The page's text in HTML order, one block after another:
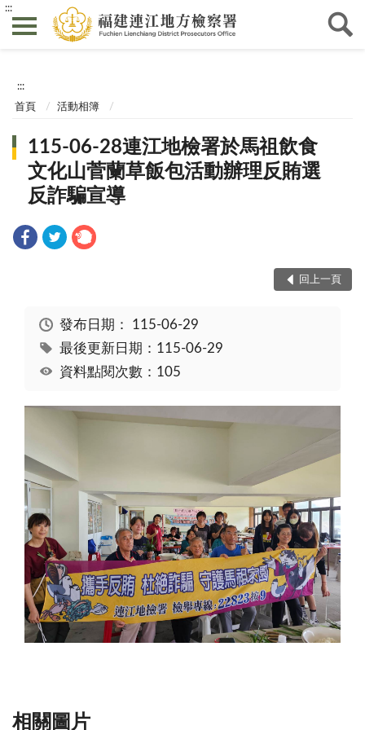
:::
:::
首頁 活動相簿
115-06-28連江地檢署於馬祖飲食
文化山菅蘭草飯包活動辦理反賄選
反詐騙宣導
回上一頁
發布日期： 115-06-29
最後更新日期：115-06-29
資料點閱次數：105
相關圖片